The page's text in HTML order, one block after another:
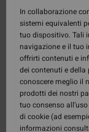
In collaborazione
sistemi equivalenti
tuo dispositivo. Tali
navigazione e il tuo
offrirti contenuti e
dei contenuti e
conoscere meglio il
prodotti dei nostri
tuo consenso
di cookie (ad
informazioni